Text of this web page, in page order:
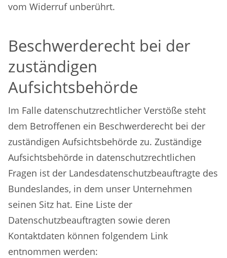
vom Widerruf unberührt.
Beschwerderecht bei der
zuständigen
Aufsichtsbehörde
Im Falle datenschutzrechtlicher Verstöße steht
dem Betroffenen ein Beschwerderecht bei der
zuständigen Aufsichtsbehörde zu. Zuständige
Aufsichtsbehörde in datenschutzrechtlichen
Fragen ist der Landesdatenschutzbeauftragte des
Bundeslandes, in dem unser Unternehmen
seinen Sitz hat. Eine Liste der
Datenschutzbeauftragten sowie deren
Kontaktdaten können folgendem Link
entnommen werden: